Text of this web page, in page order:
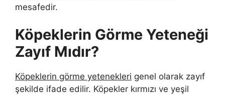
mesafedir.
Köpeklerin Görme Yeteneği
Zayıf Mıdır?
Köpeklerin görme yetenekleri genel olarak zayıf
şekilde ifade edilir. Köpekler kırmızı ve yeşil